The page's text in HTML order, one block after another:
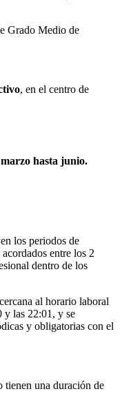
Grado Medio de
, en el centro de
hasta junio.
los periodos de
entre los 2
dentro de los
al horario laboral
y las 22:01, y se
y obligatorias con el
tienen una duración de